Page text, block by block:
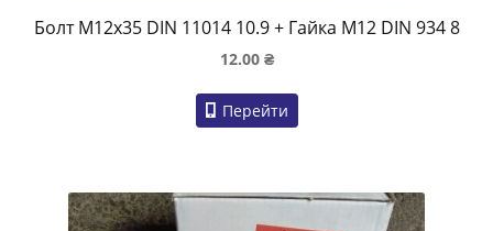
Болт M12x35 DIN 11014 10.9 + Гайка M12 DIN 934 8
12.00 ₴
Перейти